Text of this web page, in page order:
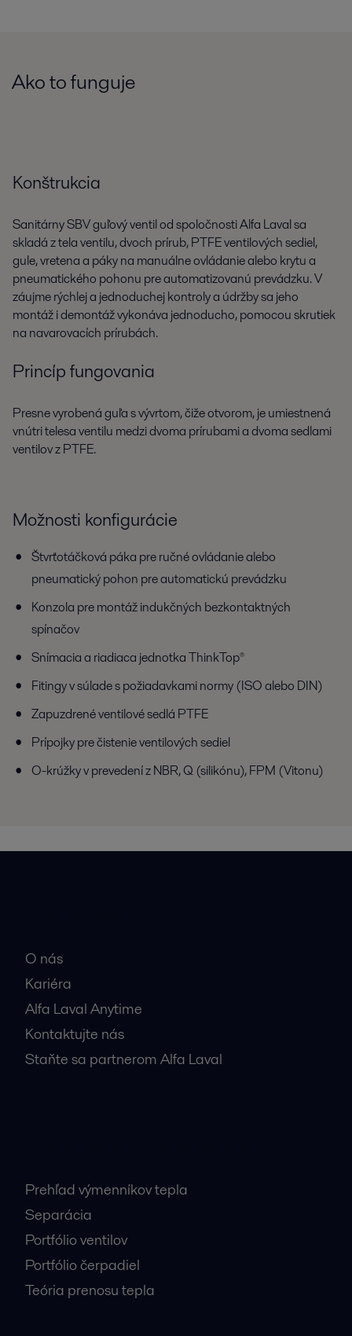
Ako to funguje
Konštrukcia
Sanitárny SBV guľový ventil od spoločnosti Alfa Laval sa
skladá z tela ventilu, dvoch prírub, PTFE ventilových sediel,
gule, vretena a páky na manuálne ovládanie alebo krytu a
pneumatického pohonu pre automatizovanú prevádzku. V
záujme rýchlej a jednoduchej kontroly a údržby sa jeho
montáž i demontáž vykonáva jednoducho, pomocou skrutiek
na navarovacích prírubách.
Princíp fungovania
Presne vyrobená guľa s vývrtom, čiže otvorom, je umiestnená
vnútri telesa ventilu medzi dvoma prírubami a dvoma sedlami
ventilov z PTFE.
Možnosti konfigurácie
Štvrťotáčková páka pre ručné ovládanie alebo
pneumatický pohon pre automatickú prevádzku
Konzola pre montáž indukčných bezkontaktných
spínačov
Snímacia a riadiaca jednotka ThinkTop®
Fitingy v súlade s požiadavkami normy (ISO alebo DIN)
Zapuzdrené ventilové sedlá PTFE
Prípojky pre čistenie ventilových sediel
O-krúžky v prevedení z NBR, Q (silikónu), FPM (Vitonu)
O nás
Kariéra
Alfa Laval Anytime
Kontaktujte nás
Staňte sa partnerom Alfa Laval
Prehľad výmenníkov tepla
Separácia
Portfólio ventilov
Portfólio čerpadiel
Teória prenosu tepla